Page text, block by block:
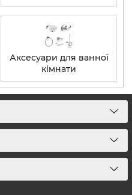
Аксесуари для ванної
кімнати